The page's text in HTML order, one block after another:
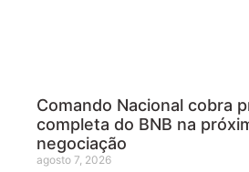
Comando Nacional cobra
completa do BNB na
negociação
agosto 7, 2026